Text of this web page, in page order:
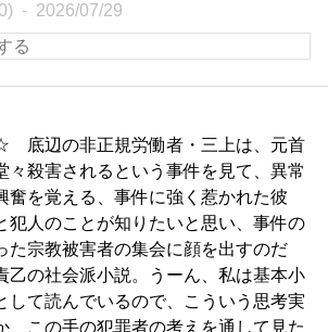
2026/07/29
辺の非正規労働者・三上は、元首
々殺害されるという事件を見て、異常
奮を覚える、事件に強く惹かれた彼
犯人のことが知りたいと思い、事件の
た宗教被害者の集会に顔を出すのだ
の社会派小説。うーん、私は基本小
して読んでいるので、こういう思考実
、この手の犯罪者の考えを通して見た